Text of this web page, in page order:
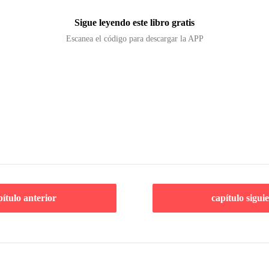
Sigue leyendo este libro gratis
Escanea el código para descargar la APP
anterior capítulo